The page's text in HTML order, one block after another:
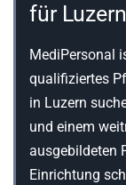
für
MediPersonal
qualifiziertes
in Luzern
und einem
ausgebildeten
Einrichtung